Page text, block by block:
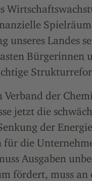
unseres Landes
Bürgerinnen
der
jetzt die
der
für die
Ausgaben
fördert, muss an